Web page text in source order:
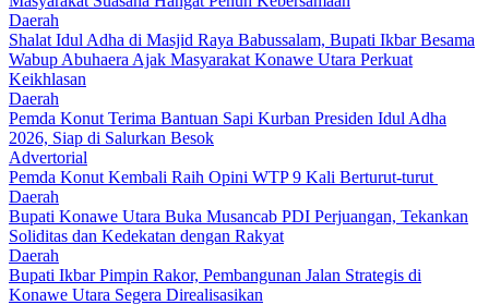
Daerah
Shalat Idul Adha di Masjid Raya Babussalam, Bupati Ikbar Besama
Wabup Abuhaera Ajak Masyarakat Konawe Utara Perkuat
Keikhlasan
Daerah
Pemda Konut Terima Bantuan Sapi Kurban Presiden Idul Adha
2026, Siap di Salurkan Besok
Advertorial
Pemda Konut Kembali Raih Opini WTP 9 Kali Berturut-turut
Daerah
Bupati Konawe Utara Buka Musancab PDI Perjuangan, Tekankan
Soliditas dan Kedekatan dengan Rakyat
Daerah
Bupati Ikbar Pimpin Rakor, Pembangunan Jalan Strategis di
Konawe Utara Segera Direalisasikan